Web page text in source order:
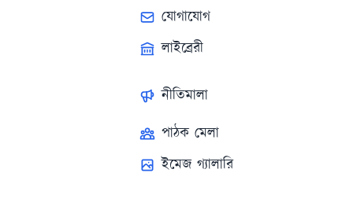
যোগাযোগ
লাইব্রেরী
নীতিমালা
পাঠক মেলা
ইমেজ গ্যালারি